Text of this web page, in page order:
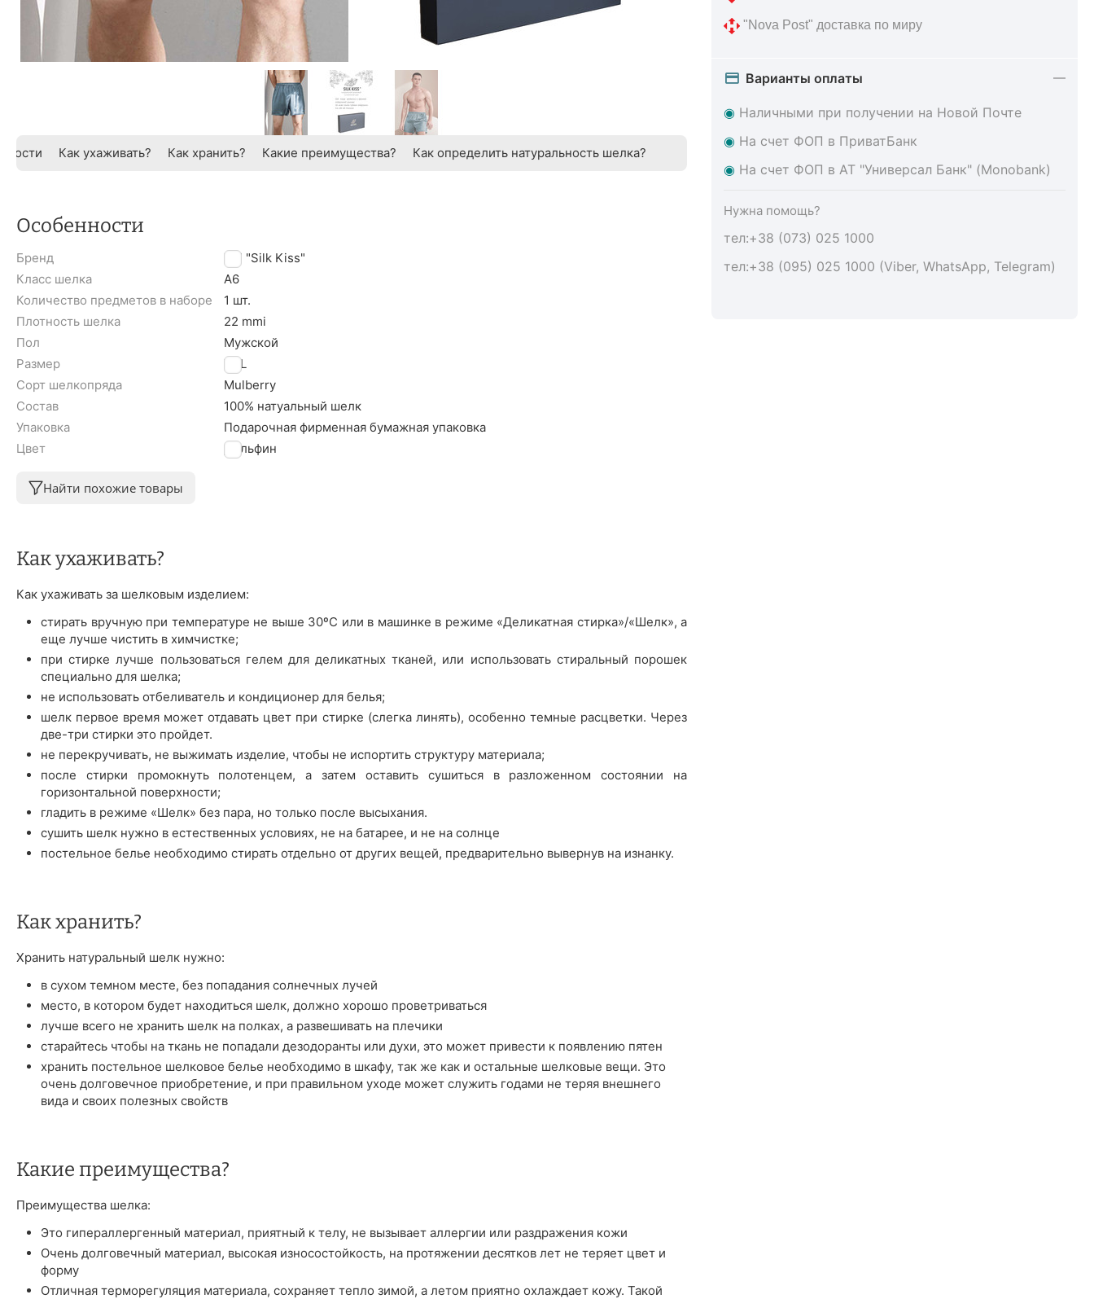
"Nova Post" доставка по миру
Варианты оплаты
◉ Наличными при получении на Новой Почте
◉ На счет ФОП в ПриватБанк
◉ На счет ФОП в АТ "Универсал Банк" (Monobank)
Нужна помощь?
тел:+38 (073) 025 1000
тел:+38 (095) 025 1000 (Viber, WhatsApp, Telegram)
Как ухаживать? Как хранить? Какие преимущества? Как определить натуральность шелка?
Особенности
Бренд
TM "Silk Kiss"
Класс шелка
A6
Количество предметов в наборе
1 шт.
Плотность шелка
22 mmi
Пол
Мужской
Размер
XXL
Сорт шелкопряда
Mulberry
Состав
100% натуальный шелк
Упаковка
Подарочная фирменная бумажная упаковка
Цвет
Дельфин
Найти похожие товары
Как ухаживать?
Как ухаживать за шелковым изделием:
стирать вручную при температуре не выше 30ºС или в машинке в режиме «Деликатная стирка»/«Шелк», а
еще лучше чистить в химчистке;
при стирке лучше пользоваться гелем для деликатных тканей, или использовать стиральный порошек
специально для шелка;
не использовать отбеливатель и кондиционер для белья;
шелк первое время может отдавать цвет при стирке (слегка линять), особенно темные расцветки. Через
две-три стирки это пройдет.
не перекручивать, не выжимать изделие, чтобы не испортить структуру материала;
после стирки промокнуть полотенцем, а затем оставить сушиться в разложенном состоянии на
горизонтальной поверхности;
гладить в режиме «Шелк» без пара, но только после высыхания.
сушить шелк нужно в естественных условиях, не на батарее, и не на солнце
постельное белье необходимо стирать отдельно от других вещей, предварительно вывернув на изнанку.
Как хранить?
Хранить натуральный шелк нужно:
в сухом темном месте, без попадания солнечных лучей
место, в котором будет находиться шелк, должно хорошо проветриваться
лучше всего не хранить шелк на полках, а развешивать на плечики
старайтесь чтобы на ткань не попадали дезодоранты или духи, это может привести к появлению пятен
хранить постельное шелковое белье необходимо в шкафу, так же как и остальные шелковые вещи. Это
очень долговечное приобретение, и при правильном уходе может служить годами не теряя внешнего
вида и своих полезных свойств
Какие преимущества?
Преимущества шелка:
Это гипераллергенный материал, приятный к телу, не вызывает аллергии или раздражения кожи
Очень долговечный материал, высокая износостойкость, на протяжении десятков лет не теряет цвет и
форму
Отличная терморегуляция материала, сохраняет тепло зимой, а летом приятно охлаждает кожу. Такой